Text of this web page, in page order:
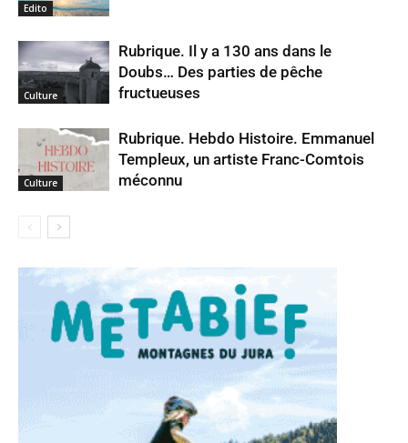
Edito
Culture
Rubrique. Il y a 130 ans dans le
Doubs… Des parties de pêche
fructueuses
Culture
Rubrique. Hebdo Histoire. Emmanuel
Templeux, un artiste Franc-Comtois
méconnu